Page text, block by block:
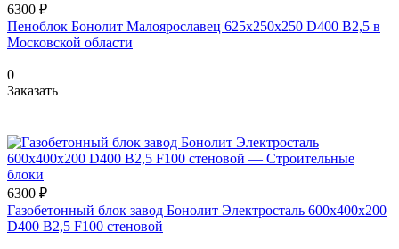
6300 ₽
Пеноблок Бонолит Малоярославец 625х250х250 D400 В2,5 в
Московской области
0
Заказать
6300 ₽
Газобетонный блок завод Бонолит Электросталь 600х400х200
D400 B2,5 F100 стеновой